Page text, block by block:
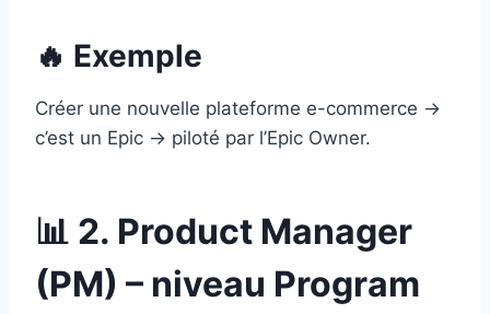
🔥 Exemple
Créer une nouvelle plateforme e-commerce →
c’est un Epic → piloté par l’Epic Owner.
📊 2. Product Manager
(PM) – niveau Program